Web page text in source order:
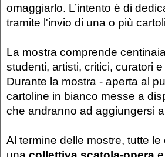
omaggiarlo. L’intento è di
tramite l'invio di una o più
La mostra comprende
studenti, artisti, critici, curatori
Durante la mostra - aperta al
cartoline in bianco messe a
che andranno ad aggiungersi
Al termine delle mostre, tutte